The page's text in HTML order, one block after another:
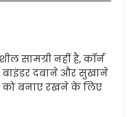
सामग्री नहीं है, कॉर्न
बाइंडर दबाने और सुखाने
बनाए रखने के लिए